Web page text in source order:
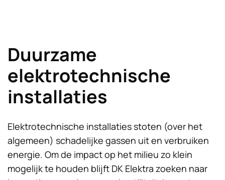
Duurzame
elektrotechnische
installaties
Elektrotechnische installaties stoten (over het
algemeen) schadelijke gassen uit en verbruiken
energie. Om de impact op het milieu zo klein
mogelijk te houden blijft DK Elektra zoeken naar